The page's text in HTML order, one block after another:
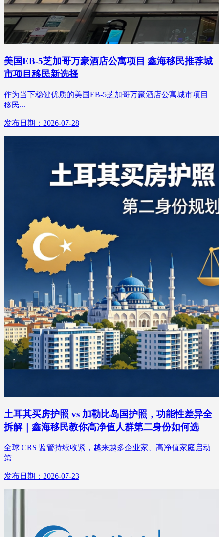
美国EB-5芝加哥万豪酒店公寓项目 鑫海移民推荐城
市项目移民新选择
作为当下稳健优质的美国EB-5芝加哥万豪酒店公寓城市项目
移民...
发布日期：2026-07-28
土耳其买房护照 vs 加勒比岛国护照，功能性差异全
拆解｜鑫海移民教你高净值人群第二身份如何选
全球 CRS 监管持续收紧，越来越多企业家、高净值家庭启动
第...
发布日期：2026-07-23